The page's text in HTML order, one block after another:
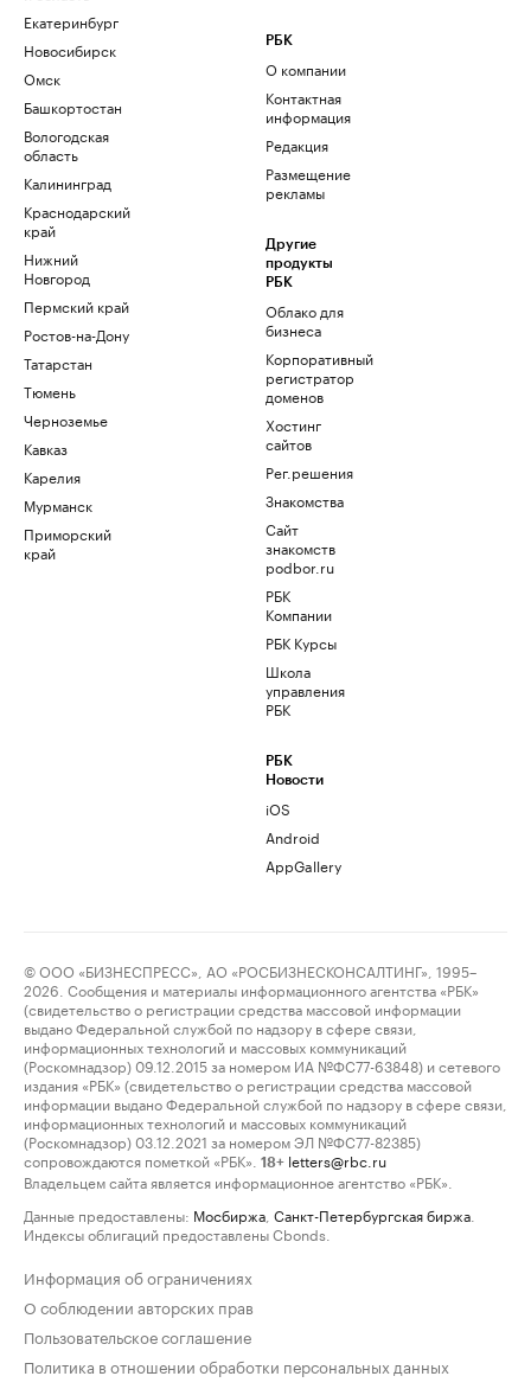
Екатеринбург
Новосибирск
Омск
Башкортостан
Вологодская
область
Калининград
Краснодарский
край
Нижний
Новгород
Пермский край
Ростов-на-Дону
Татарстан
Тюмень
Черноземье
Кавказ
Карелия
Мурманск
Приморский
край
РБК
О компании
Контактная
информация
Редакция
Размещение
рекламы
Другие
продукты
РБК
Облако для
бизнеса
Корпоративный
регистратор
доменов
Хостинг
сайтов
Рег.решения
Знакомства
Сайт
знакомств
podbor.ru
РБК
Компании
РБК Курсы
Школа
управления
РБК
РБК
Новости
iOS
Android
AppGallery
© ООО «БИЗНЕСПРЕСС», АО «РОСБИЗНЕСКОНСАЛТИНГ», 1995–
2026. Сообщения и материалы информационного агентства «РБК»
(свидетельство о регистрации средства массовой информации
выдано Федеральной службой по надзору в сфере связи,
информационных технологий и массовых коммуникаций
(Роскомнадзор) 09.12.2015 за номером ИА №ФС77-63848) и сетевого
издания «РБК» (свидетельство о регистрации средства массовой
информации выдано Федеральной службой по надзору в сфере связи,
информационных технологий и массовых коммуникаций
(Роскомнадзор) 03.12.2021 за номером ЭЛ №ФС77-82385)
сопровождаются пометкой «РБК».
18+ letters@rbc.ru
Владельцем сайта является информационное агентство «РБК».
Данные предоставлены: Мосбиржа Санкт-Петербургская биржа
Индексы облигаций предоставлены Cbonds.
Информация об ограничениях
О соблюдении авторских прав
Пользовательское соглашение
Политика в отношении обработки персональных данных